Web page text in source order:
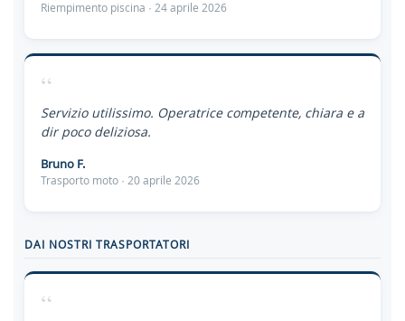
Riempimento piscina · 24 aprile 2026
“
Servizio utilissimo. Operatrice competente, chiara e a
dir poco deliziosa.
Bruno F.
Trasporto moto · 20 aprile 2026
DAI NOSTRI TRASPORTATORI
“